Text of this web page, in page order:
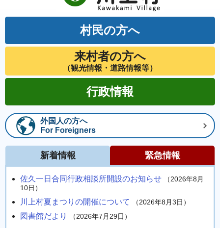
村民の方へ
来村者の方へ
（観光情報・道路情報等）
行政情報
外国人の方へ
For Foreigners
新着情報 緊急情報
佐久一日合同行政相談所開設のお知らせ （2026年8月
10日）
川上村夏まつりの開催について
（2026年8月3日）
図書館だより （2026年7月29日）